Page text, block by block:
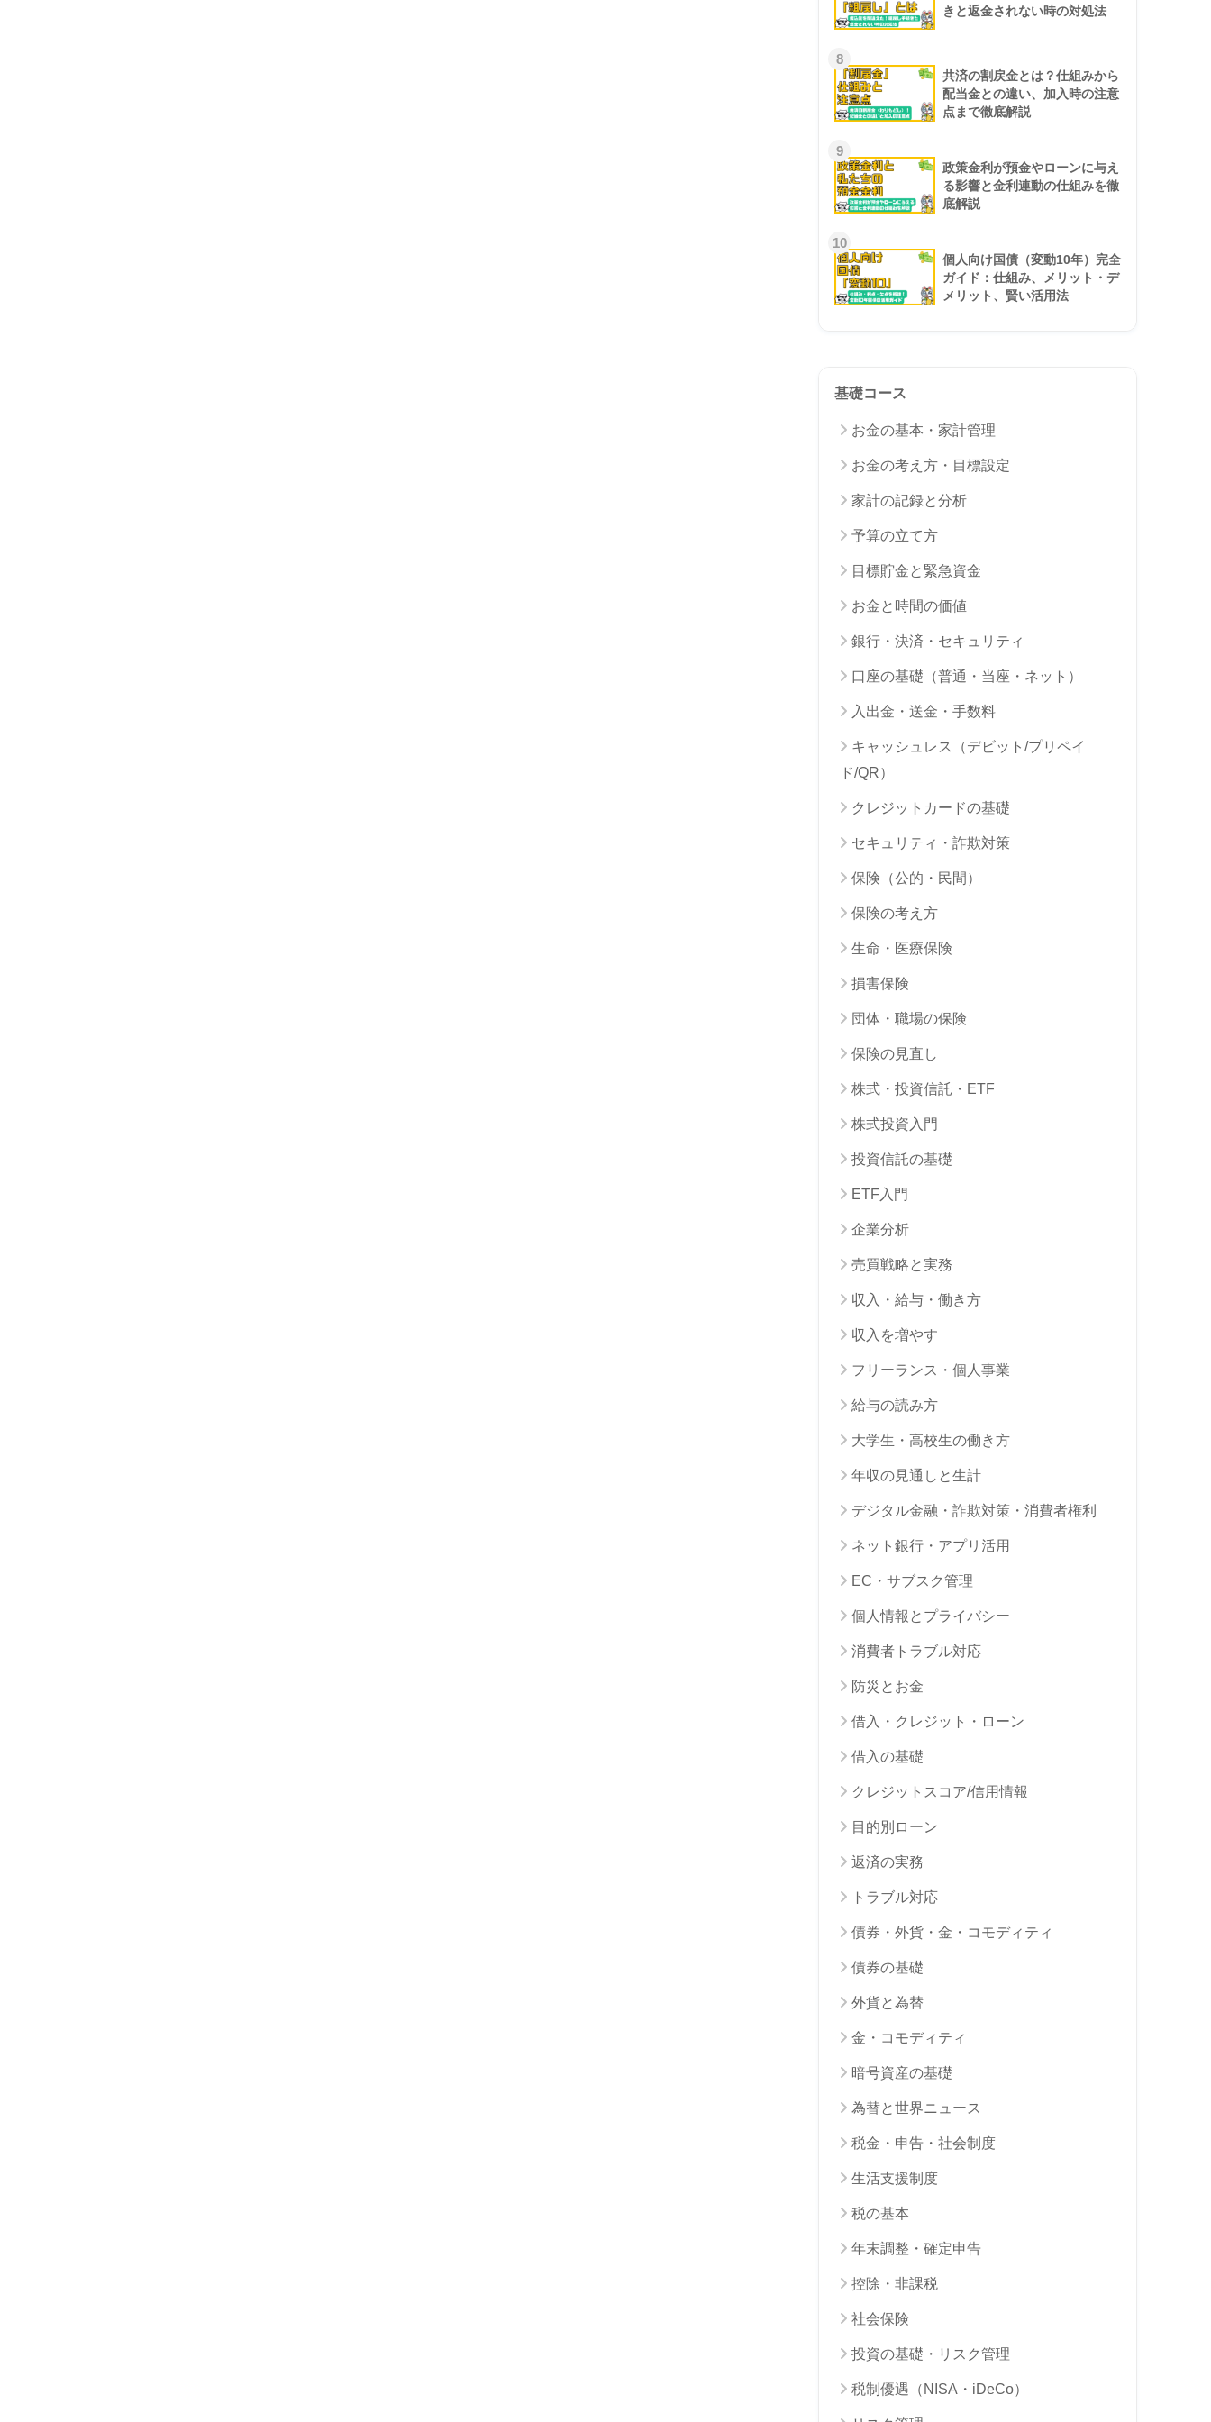
きと返金されない時の対処法
8
共済の割戻金とは？仕組みから
配当金との違い、加入時の注意
点まで徹底解説
9
政策金利が預金やローンに与え
る影響と金利連動の仕組みを徹
底解説
10
個人向け国債（変動10年）完全
ガイド：仕組み、メリット・デ
メリット、賢い活用法
基礎コース
お金の基本・家計管理
お金の考え方・目標設定
家計の記録と分析
予算の立て方
目標貯金と緊急資金
お金と時間の価値
銀行・決済・セキュリティ
口座の基礎（普通・当座・ネット）
入出金・送金・手数料
キャッシュレス（デビット/プリペイ
ド/QR）
クレジットカードの基礎
セキュリティ・詐欺対策
保険（公的・民間）
保険の考え方
生命・医療保険
損害保険
団体・職場の保険
保険の見直し
株式・投資信託・ETF
株式投資入門
投資信託の基礎
ETF入門
企業分析
売買戦略と実務
収入・給与・働き方
収入を増やす
フリーランス・個人事業
給与の読み方
大学生・高校生の働き方
年収の見通しと生計
デジタル金融・詐欺対策・消費者権利
ネット銀行・アプリ活用
EC・サブスク管理
個人情報とプライバシー
消費者トラブル対応
防災とお金
借入・クレジット・ローン
借入の基礎
クレジットスコア/信用情報
目的別ローン
返済の実務
トラブル対応
債券・外貨・金・コモディティ
債券の基礎
外貨と為替
金・コモディティ
暗号資産の基礎
為替と世界ニュース
税金・申告・社会制度
生活支援制度
税の基本
年末調整・確定申告
控除・非課税
社会保険
投資の基礎・リスク管理
税制優遇（NISA・iDeCo）